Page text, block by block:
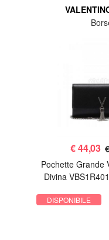
€44,03
Pochette Grande
Divina
DISPONIBILE